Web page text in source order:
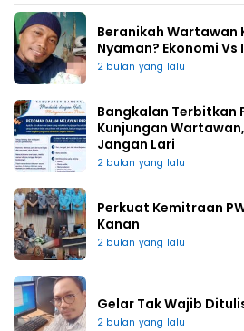
Beranikah Wartawan
Nyaman? Ekonomi
2 bulan yang lalu
Bangkalan Terbitkan
Kunjungan
Jangan Lari
2 bulan yang lalu
Perkuat Kemitraan
Kanan
2 bulan yang lalu
Gelar Tak Wajib
2 bulan yang lalu